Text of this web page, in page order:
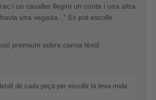
i un cavaller llegint un conte i una altra
una vegada " Es pot escollir
premium sobre canva tèxtil
de cada peça per escollir la teva mida